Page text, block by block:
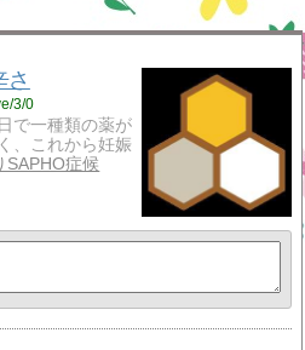
さ
3/0
で一種類の薬が
、これから妊娠
SAPHO症候